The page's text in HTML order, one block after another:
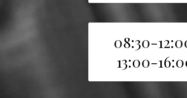
08:30-
13:00-